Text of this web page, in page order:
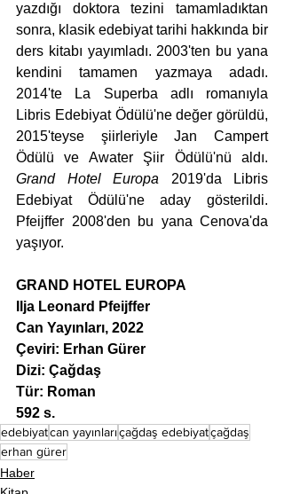
yazdığı doktora tezini tamamladıktan
sonra, klasik edebiyat tarihi hakkında bir
ders kitabı yayımladı. 2003'ten bu yana
kendini tamamen yazmaya adadı.
2014'te La Superba adlı romanıyla
Libris Edebiyat Ödülü'ne değer görüldü,
2015'teyse şiirleriyle Jan Campert
Grand Hotel Europa 2019'da Libris
Edebiyat Ödülü'ne aday gösterildi.
Pfeijffer 2008'den bu yana Cenova'da
yaşıyor.
GRAND HOTEL EUROPA
Ilja Leonard Pfeijffer
Can Yayınları, 2022
Çeviri: Erhan Gürer
Dizi: Çağdaş
Tür: Roman
592 s.
edebiyatcan yayınlarıçağdaş edebiyatçağdaş
erhan gürer
Haber